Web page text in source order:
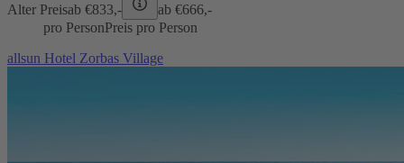
Alter Preisab €833,- ab €666,-
pro PersonPreis pro Person
allsun Hotel Zorbas Village